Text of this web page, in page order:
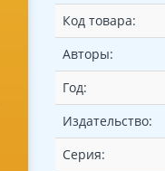
Код товара:
Авторы:
Год:
Издательство:
Серия: